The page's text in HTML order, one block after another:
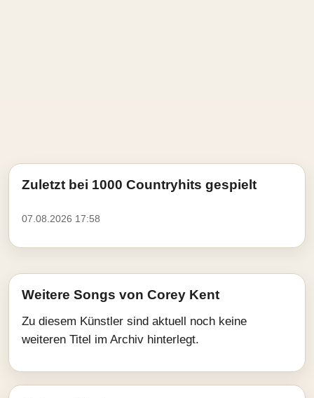
Zuletzt bei 1000 Countryhits gespielt
07.08.2026 17:58
Weitere Songs von Corey Kent
Zu diesem Künstler sind aktuell noch keine
weiteren Titel im Archiv hinterlegt.